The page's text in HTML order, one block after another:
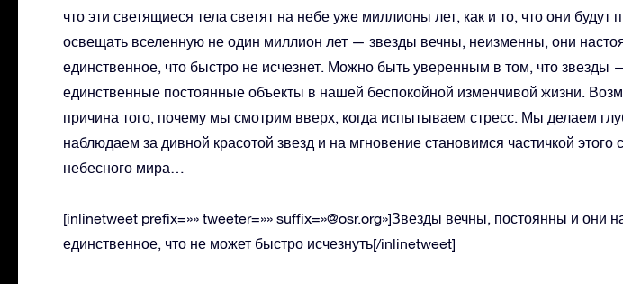
что эти светящиеся тела светят на небе уже миллионы лет, как и то, что они будут
освещать вселенную не один миллион лет — звезды вечны, неизменны, они
единственное, что быстро не исчезнет. Можно быть уверенным в том, что звезды
единственные постоянные объекты в нашей беспокойной изменчивой жизни.
причина того, почему мы смотрим вверх, когда испытываем стресс. Мы делаем
наблюдаем за дивной красотой звезд и на мгновение становимся частичкой этого
небесного мира…
[inlinetweet prefix=»» tweeter=»» suffix=»@osr.org»]Звезды вечны, постоянны и они
единственное, что не может быстро исчезнуть[/inlinetweet]